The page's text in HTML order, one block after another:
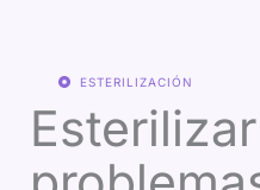
ESTERILIZACIÓN